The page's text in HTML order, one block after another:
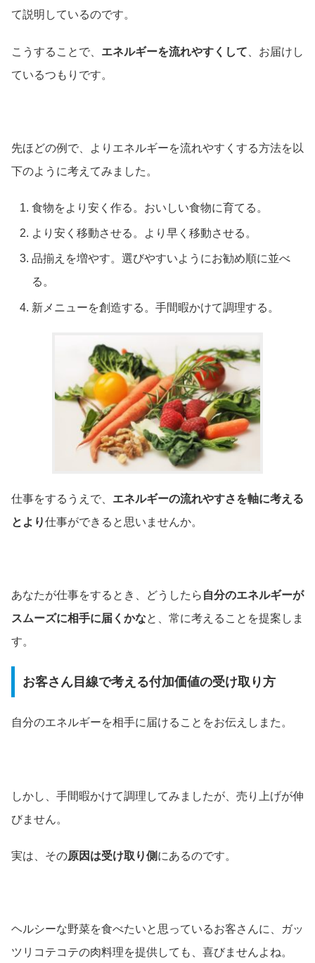
て説明しているのです。
こうすることで、 エネルギーを流れやすくして 、お届けし
ているつもりです。
先ほどの例で、よりエネルギーを流れやすくする方法を以
下のように考えてみました。
食物をより安く作る。おいしい食物に育てる。
より安く移動させる。より早く移動させる。
品揃えを増やす。選びやすいようにお勧め順に並べ
る。
新メニューを創造する。手間暇かけて調理する。
仕事をするうえで、 エネルギーの流れやすさを軸に考える
とより仕事ができると思いませんか。
あなたが仕事をするとき、どうしたら 自分のエネルギーが
スムーズに相手に届くかなと、常に考えることを提案しま
す。
お客さん目線で考える付加価値の受け取り方
自分のエネルギーを相手に届けることをお伝えしまた。
しかし、手間暇かけて調理してみましたが、売り上げが伸
びません。
実は、その原因は受け取り側 にあるのです。
ヘルシーな野菜を食べたいと思っているお客さんに、ガッ
ツリコテコテの肉料理を提供しても、喜びませんよね。